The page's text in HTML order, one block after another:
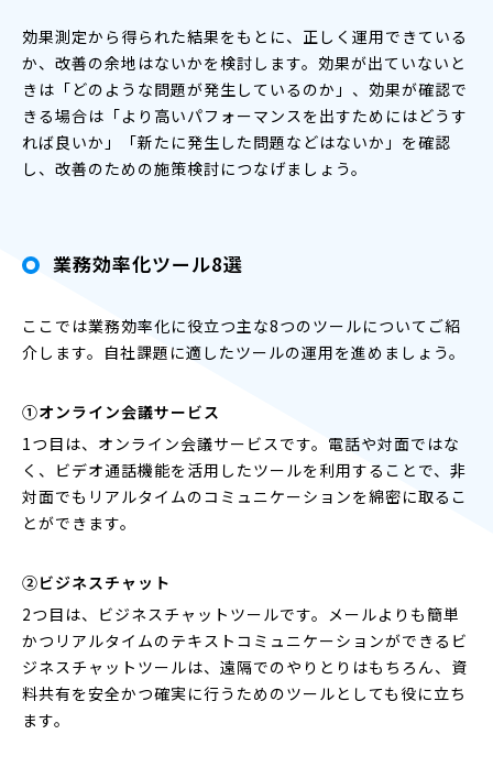
効果測定から得られた結果をもとに、正しく運用できている
か、改善の余地はないかを検討します。効果が出ていないと
きは「どのような問題が発生しているのか」、効果が確認で
きる場合は「より高いパフォーマンスを出すためにはどうす
れば良いか」「新たに発生した問題などはないか」を確認
し、改善のための施策検討につなげましょう。
業務効率化ツール8選
ここでは業務効率化に役立つ主な8つのツールについてご紹
介します。自社課題に適したツールの運用を進めましょう。
①オンライン会議サービス
1つ目は、オンライン会議サービスです。電話や対面ではな
く、ビデオ通話機能を活用したツールを利用することで、非
対面でもリアルタイムのコミュニケーションを綿密に取るこ
とができます。
②ビジネスチャット
2つ目は、ビジネスチャットツールです。メールよりも簡単
かつリアルタイムのテキストコミュニケーションができるビ
ジネスチャットツールは、遠隔でのやりとりはもちろん、資
料共有を安全かつ確実に行うためのツールとしても役に立ち
ます。